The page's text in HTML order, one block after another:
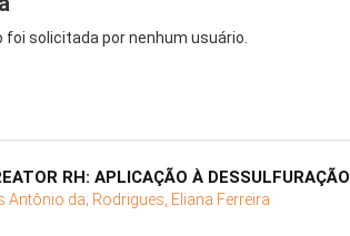
foi solicitada por nenhum usuário.
RH: APLICAÇÃO À DESSULFURAÇÃO
Antônio da; Rodrigues, Eliana Ferreira